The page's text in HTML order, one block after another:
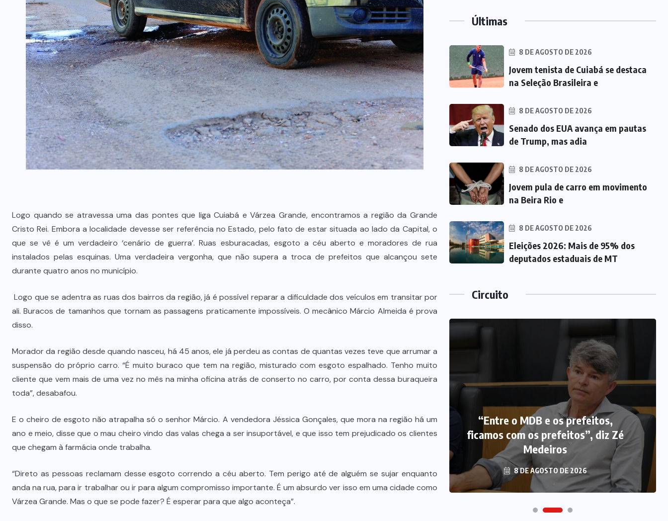
Logo quando se atravessa uma das pontes que liga Cuiabá e Várzea Grande, encontramos a região da Grande
Cristo Rei. Embora a localidade devesse ser referência no Estado, pelo fato de estar situada ao lado da Capital, o
que se vê é um verdadeiro ‘cenário de guerra’. Ruas esburacadas, esgoto a céu aberto e moradores de rua
instalados pelas esquinas. Uma verdadeira vergonha, que não supera a troca de prefeitos que alcançou sete
durante quatro anos no município.
Logo que se adentra as ruas dos bairros da região, já é possível reparar a dificuldade dos veículos em transitar por
ali. Buracos de tamanhos que tornam as passagens praticamente impossíveis. O mecânico Márcio Almeida é prova
disso.
Morador da região desde quando nasceu, há 45 anos, ele já perdeu as contas de quantas vezes teve que arrumar a
suspensão do próprio carro. “É muito buraco que tem na região, misturado com esgoto espalhado. Tenho muito
cliente que vem mais de uma vez no mês na minha oficina atrás de conserto no carro, por conta dessa buraqueira
toda”, desabafou.
E o cheiro de esgoto não atrapalha só o senhor Márcio. A vendedora Jéssica Gonçales, que mora na região há um
ano e meio, disse que o mau cheiro vindo das valas chega a ser insuportável, e que isso tem prejudicado os clientes
que chegam à farmácia onde trabalha.
“Direto as pessoas reclamam desse esgoto correndo a céu aberto. Tem perigo até de alguém se sujar enquanto
anda na rua, para ir trabalhar ou ir para algum compromisso importante. É um absurdo ver isso em uma cidade como
Várzea Grande. Mas o que se pode fazer? É esperar para que algo aconteça”.
Últimas
8 DE AGOSTO DE 2026
Jovem tenista de Cuiabá se destaca
na Seleção Brasileira e
8 DE AGOSTO DE 2026
Senado dos EUA avança em pautas
de Trump, mas adia
8 DE AGOSTO DE 2026
Jovem pula de carro em movimento
na Beira Rio e
8 DE AGOSTO DE 2026
Eleições 2026: Mais de 95% dos
deputados estaduais de MT
Circuito
Dia dos Pais impulsiona varejo e
reforça conexão entre pais e filhos
na moda inspirada no agro
7 DE AGOSTO DE 2026
De queijos a mel: Feira FAM dá
rosto, voz e lucro aos pequenos
8 DE AGOSTO DE 2026
“Entre o MDB e os prefeitos,
ficamos com os prefeitos”, diz Zé
Medeiros
8 DE AGOSTO DE 2026